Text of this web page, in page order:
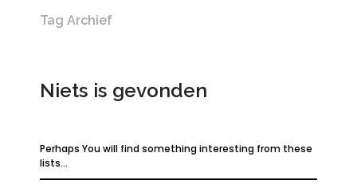
Tag Archief
Niets is gevonden
Perhaps You will find something interesting from these
lists...